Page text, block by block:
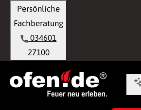
Zur Hauptnavigation
Persönliche
Fachberatung
034601
27100